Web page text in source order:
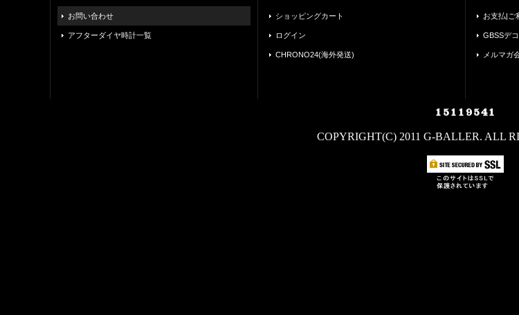
お問い合わせ
アフターダイヤ時計一覧
ショッピングカート
ログイン
CHRONO24(海外発送)
お支払|ご
GBSSデ
メルマガ
COPYRIGHT(C) 2011 G-BALLER. ALL